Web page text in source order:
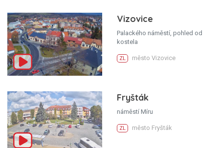
Vizovice
Palackého náměstí, pohled od
kostela
ZL město Vizovice
Fryšták
náměstí Míru
ZL město Fryšták